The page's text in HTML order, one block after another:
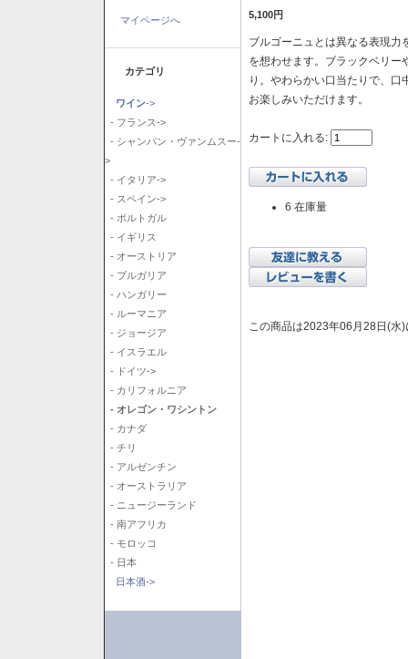
マイページへ
カテゴリ
ワイン->
- フランス->
- シャンパン・ヴァンムスー-
>
- イタリア->
- スペイン->
- ポルトガル
- イギリス
- オーストリア
- ブルガリア
- ハンガリー
- ルーマニア
- ジョージア
- イスラエル
- ドイツ->
- カリフォルニア
- オレゴン・ワシントン
- カナダ
- チリ
- アルゼンチン
- オーストラリア
- ニュージーランド
- 南アフリカ
- モロッコ
- 日本
日本酒->
5,100円
ブルゴーニュとは異なる表現力
を想わせます。ブラックベリー
り。やわらかい口当たりで、
お楽しみいただけます。
カートに入れる:
6 在庫量
この商品は2023年06月28日(水